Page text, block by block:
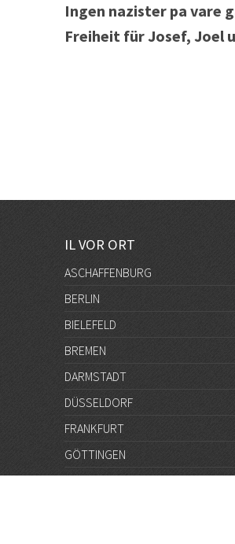
Ingen nazister pa vare
Freiheit für Josef, Joel
IL VOR ORT
ASCHAFFENBURG
BERLIN
BIELEFELD
BREMEN
DARMSTADT
DÜSSELDORF
FRANKFURT
GÖTTINGEN